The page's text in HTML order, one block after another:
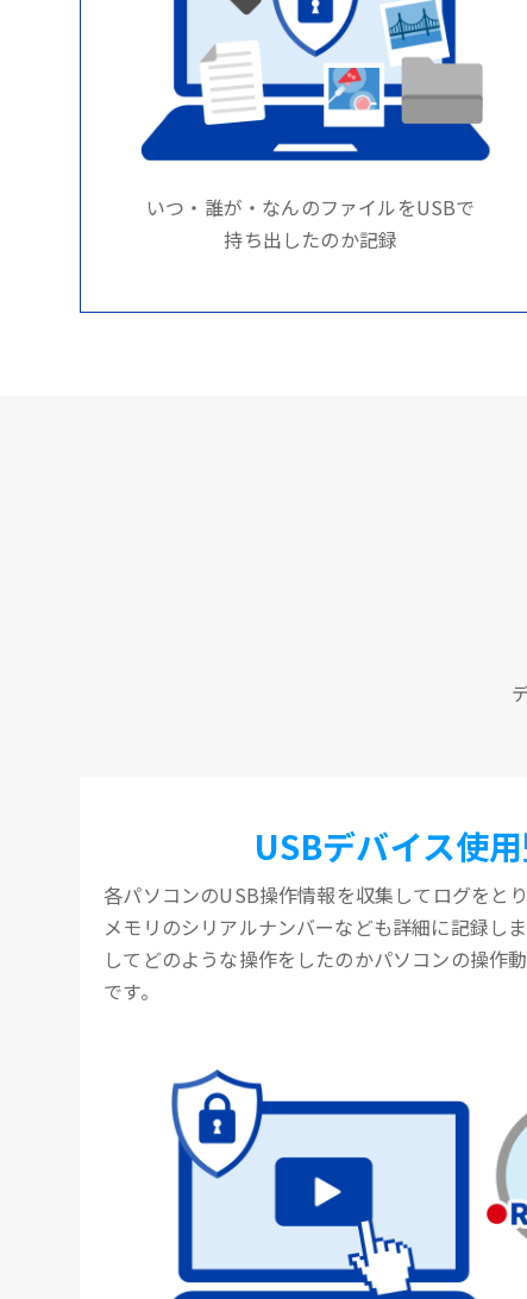
いつ・誰が・なんのファイルをUSBで
持ち出したのか記録
USBデバイス使
各パソコンのUSB操作情報を収集してログをと
メモリのシリアルナンバーなども詳細に記録し
してどのような操作をしたのかパソコンの操作
です。